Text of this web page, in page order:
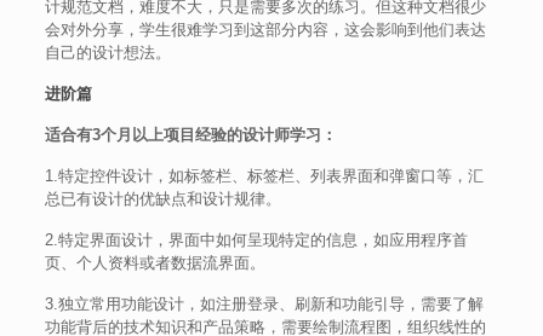
计规范文档，难度不大，只是需要多次的练习。但这种文档很少
会对外分享，学生很难学习到这部分内容，这会影响到他们表达
自己的设计想法。
进阶篇
适合有3个月以上项目经验的设计师学习：
1.特定控件设计，如标签栏、标签栏、列表界面和弹窗口等，汇
总已有设计的优缺点和设计规律。
2.特定界面设计，界面中如何呈现特定的信息，如应用程序首
页、个人资料或者数据流界面。
3.独立常用功能设计，如注册登录、刷新和功能引导，需要了解
功能背后的技术知识和产品策略，需要绘制流程图，组织线性的